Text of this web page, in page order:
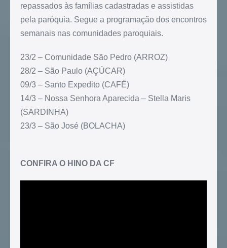
repassados às famílias cadastradas e assistidas
pela paróquia. Segue a programação dos encontros
semanais nas comunidades paroquiais.
23/2 – Comunidade São Pedro (ARROZ)
28/2 – São Paulo (AÇÚCAR)
09/3 – Santo Expedito (CAFÉ)
14/3 – Nossa Senhora Aparecida – Stella Maris
(SARDINHA)
23/3 – São José (BOLACHA)
CONFIRA O HINO DA CF